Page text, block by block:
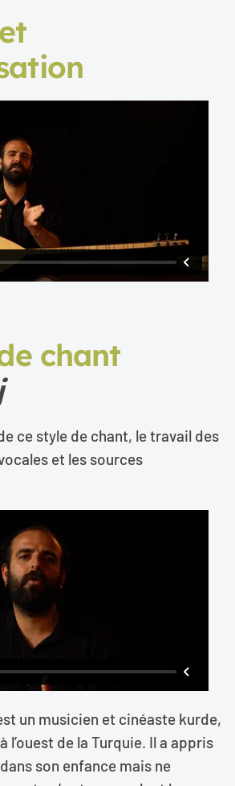
chant
ce style de chant, le travail des
et les sources
un musicien et cinéaste kurde,
l’ouest de la Turquie. Il a appris
son enfance mais ne